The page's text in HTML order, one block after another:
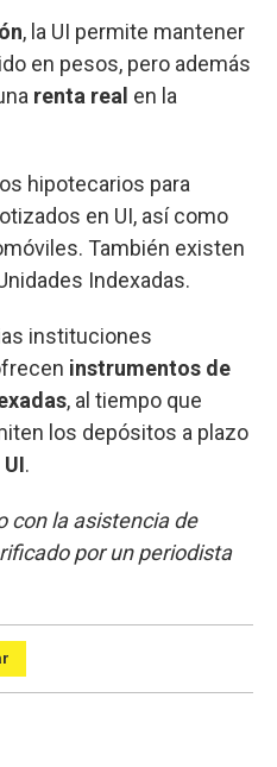
, la UI permite mantener
en pesos, pero además
renta real en la
hipotecarios para
en UI, así como
También existen
Indexadas.
instituciones
instrumentos de
, al tiempo que
los depósitos a plazo
.
con la asistencia de
por un periodista